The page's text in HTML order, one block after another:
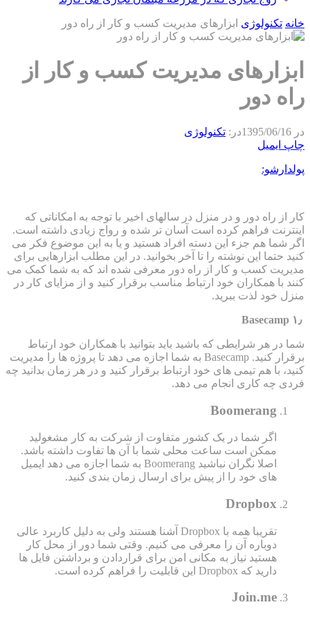
خانه تکنولوژی ابزارهای مدیریت کسب و کار از راه دور
ابزارهای مدیریت کسب و کار از
راه دور
در 1395/06/16در: تکنولوژی
چاپ ایمیل
پولدارشو:
کار از راه دور و در منزل در سالهای اخیر با توجه به امکاناتی که
اینترنت فراهم کرده است آسان تر شده و رواج زیادی داشته است.
اگر شما هم جزء این دسته افراد هستید و یا به این موضوع فکر می
کنید حتما این نوشته را تا آخر بخوانید. در این مطلب ابزارهایی برای
مدیریت کسب و کار از راه دور معرفی شده اند که به شما کمک می
کنند با همکاران خود ارتباط مناسب برقرار کنید و از مزایای کار در
منزل خود لذت ببرید.
۱٫ Basecamp
شما در هر شرایطی که باشید باید بتوانید با همکاران خود ارتباط
برقرار کنید. Basecamp به شما اجازه می دهد تا پروژه ها را مدیریت
کنید، با هم تیمی های خود ارتباط برقرار کنید و در هر زمان بدانید چه
فردی چه کاری انجام می دهد.
Boomerang
اگر شما در یک کشور متفاوت از شرکت به کار مشغولید
ممکن است ساعت محلی شما با آن ها تفاوت داشته باشد.
اصلا نگران نباشید Boomerang به شما اجازه می دهد ایمیل
های خود را از پیش برای ارسال زمان بندی کنید.
Dropbox
تقریبا همه با Dropbox آشنا هستند ولی به دلیل کاربرد عالی
دوباره آن را معرفی می کنیم. وقتی شما دور از محل کار
هستید نیاز به مکانی امن برای قراردادن و برداشتن فایل ها
دارید که Dropbox این قابلیت را فراهم کرده است.
Join.me